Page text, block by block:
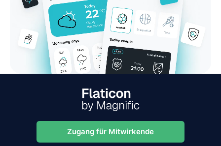
Zugang für Mitwirkende